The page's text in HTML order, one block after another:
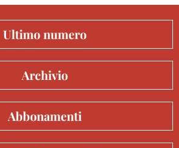
Ultimo numero
Archivio
Abbonamenti